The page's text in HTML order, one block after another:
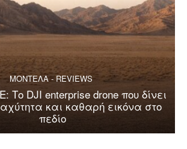
ΜΟΝΤΕΛΑ - REVIEWS
Το DJI enterprise drone που δίνει
και καθαρή εικόνα στο
πεδίο